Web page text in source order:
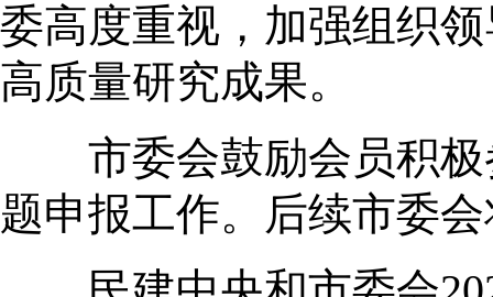
委高度重视，加强组织
高质量研究成果。
市委会鼓励会员积极
题申报工作。后续市委